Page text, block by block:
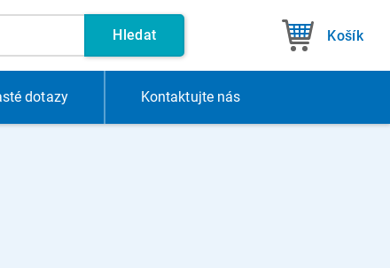
Hledat Košík
dotazy Kontaktujte nás